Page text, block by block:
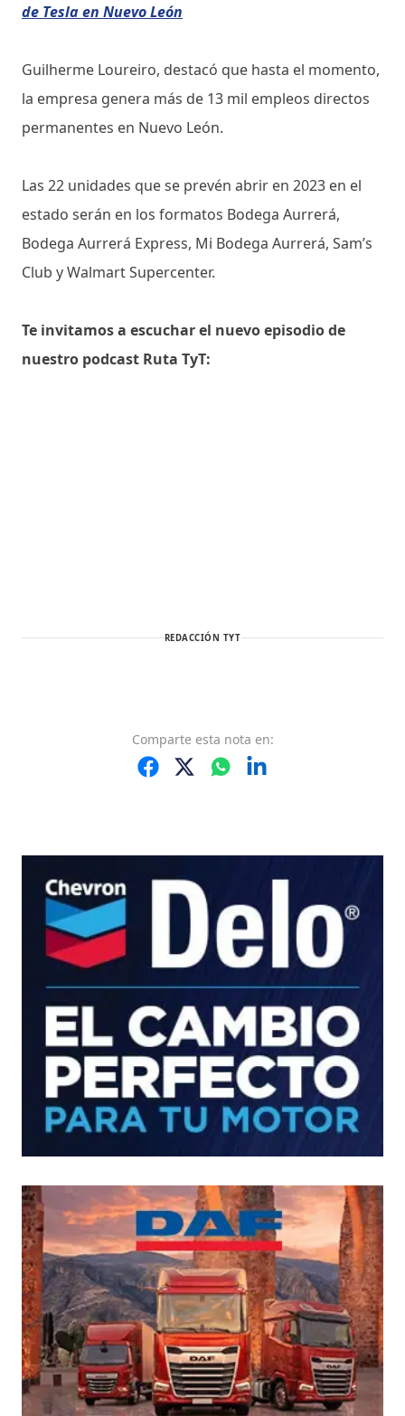
de Tesla en Nuevo León
Guilherme Loureiro, destacó que hasta el momento,
la empresa genera más de 13 mil empleos directos
permanentes en Nuevo León.
Las 22 unidades que se prevén abrir en 2023 en el
estado serán en los formatos Bodega Aurrerá,
Bodega Aurrerá Express, Mi Bodega Aurrerá, Sam’s
Club y Walmart Supercenter.
Te invitamos a escuchar el nuevo episodio de
nuestro podcast Ruta TyT:
REDACCIÓN TYT
Comparte esta nota en: